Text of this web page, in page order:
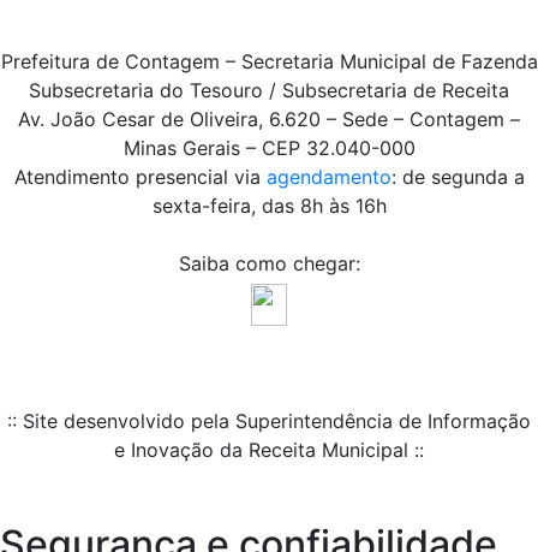
Prefeitura de Contagem – Secretaria Municipal de Fazenda
Subsecretaria do Tesouro / Subsecretaria de Receita
Av. João Cesar de Oliveira, 6.620 – Sede – Contagem –
Minas Gerais – CEP 32.040-000
Atendimento presencial via agendamento: de segunda a
sexta-feira, das 8h às 16h
Saiba como chegar:
:: Site desenvolvido pela Superintendência de Informação
e Inovação da Receita Municipal ::